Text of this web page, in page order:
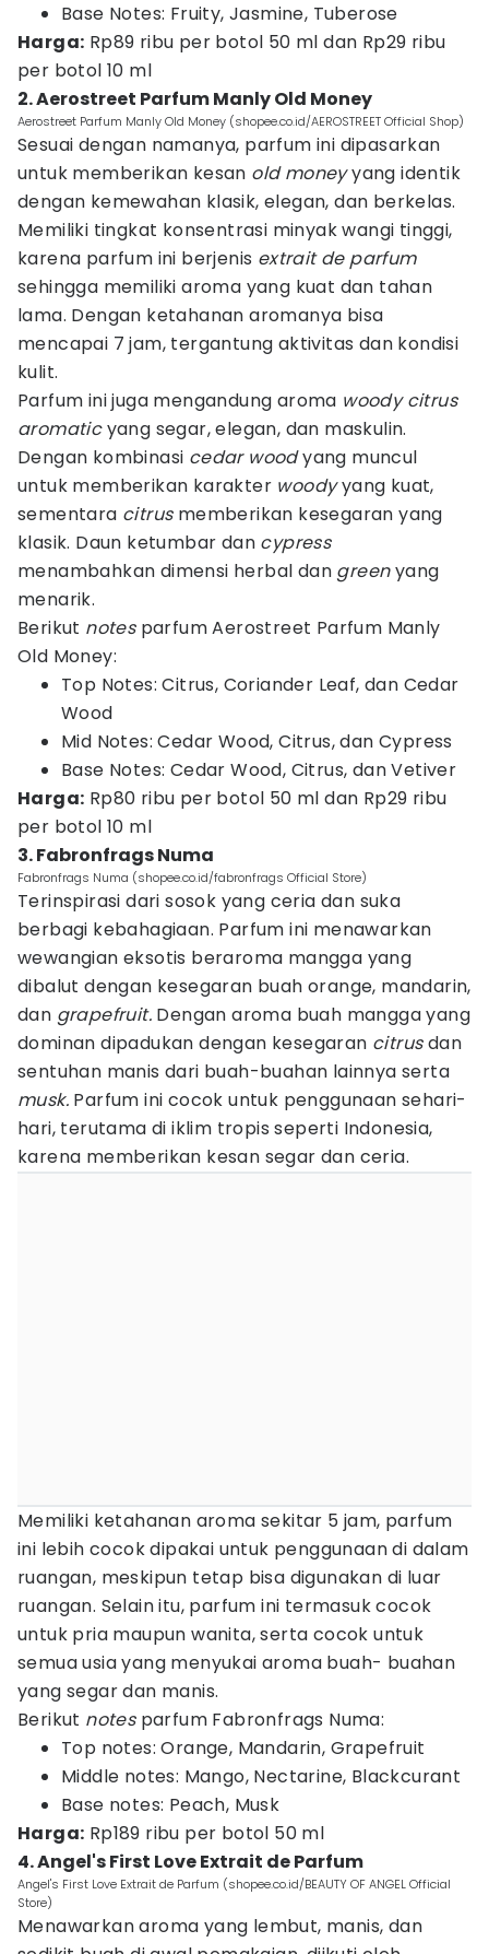
Base Notes: Fruity, Jasmine, Tuberose
Harga: Rp89 ribu per botol 50 ml dan Rp29 ribu
per botol 10 ml
2. Aerostreet Parfum Manly Old Money
Aerostreet Parfum Manly Old Money (shopee.co.id/AEROSTREET Official Shop)
Sesuai dengan namanya, parfum ini dipasarkan
untuk memberikan kesan old moneyyang identik
dengan kemewahan klasik, elegan, dan berkelas.
Memiliki tingkat konsentrasi minyak wangi tinggi,
karena parfum ini berjenis extrait de parfum
sehingga memiliki aroma yang kuat dan tahan
lama. Dengan ketahanan aromanya bisa
mencapai 7 jam, tergantung aktivitas dan kondisi
kulit.
Parfum ini juga mengandung aroma woody citrus
aromaticyang segar, elegan, dan maskulin.
Dengan kombinasi cedar woodyang muncul
untuk memberikan karakter woodyyang kuat,
sementara citrusmemberikan kesegaran yang
klasik. Daun ketumbar dan cypress
menambahkan dimensi herbal dan greenyang
menarik.
Berikut notesparfum Aerostreet Parfum Manly
Old Money:
Top Notes: Citrus, Coriander Leaf, dan Cedar
Wood
Mid Notes: Cedar Wood, Citrus, dan Cypress
Base Notes: Cedar Wood, Citrus, dan Vetiver
Harga: Rp80 ribu per botol 50 ml dan Rp29 ribu
per botol 10 ml
3. Fabronfrags Numa
Fabronfrags Numa (shopee.co.id/fabronfrags Official Store)
Terinspirasi dari sosok yang ceria dan suka
berbagi kebahagiaan. Parfum ini menawarkan
wewangian eksotis beraroma mangga yang
dibalut dengan kesegaran buah orange, mandarin,
dan grapefruit. Dengan aroma buah mangga yang
dominan dipadukan dengan kesegaran citrusdan
sentuhan manis dari buah-buahan lainnya serta
musk. Parfum ini cocok untuk penggunaan sehari-
hari, terutama di iklim tropis seperti Indonesia,
karena memberikan kesan segar dan ceria.
Memiliki ketahanan aroma sekitar 5 jam, parfum
ini lebih cocok dipakai untuk penggunaan di dalam
ruangan, meskipun tetap bisa digunakan di luar
ruangan. Selain itu, parfum ini termasuk cocok
untuk pria maupun wanita, serta cocok untuk
semua usia yang menyukai aroma buah- buahan
yang segar dan manis.
Berikut notesparfum Fabronfrags Numa:
Top notes: Orange, Mandarin, Grapefruit
Middle notes: Mango, Nectarine, Blackcurant
Base notes: Peach, Musk
Harga: Rp189 ribu per botol 50 ml
4. Angel's First Love Extrait de Parfum
Angel's First Love Extrait de Parfum (shopee.co.id/BEAUTY OF ANGEL Official
Store)
Menawarkan aroma yang lembut, manis, dan